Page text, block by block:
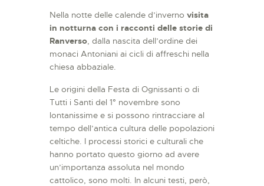
Nella notte delle calende d’inverno visita
in notturna con i racconti delle storie di
Ranverso, dalla nascita dell’ordine dei
monaci Antoniani ai cicli di affreschi nella
chiesa abbaziale.
Le origini della Festa di Ognissanti o di
Tutti i Santi del 1° novembre sono
lontanissime e si possono rintracciare al
tempo dell’antica cultura delle popolazioni
celtiche. I processi storici e culturali che
hanno portato questo giorno ad avere
un’importanza assoluta nel mondo
cattolico, sono molti. In alcuni testi, però,